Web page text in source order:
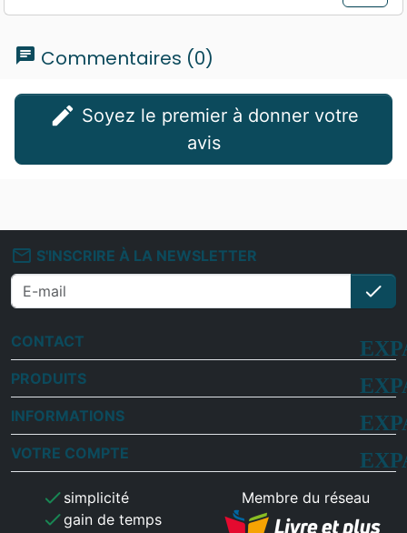
chat Commentaires (0)
edit
avis
mail_outline S'INSCRIRE À LA NEWSLETTER
check
CONTACT
PRODUITS
INFORMATIONS
VOTRE COMPTE
check simplicité
checkgain de temps
Membre du réseau